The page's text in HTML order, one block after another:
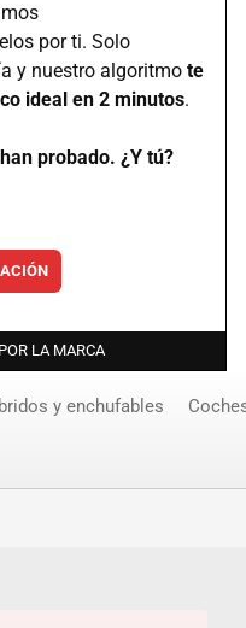
por ti. Solo
y nuestro algoritmo te
ideal en 2 minutos.
probado. ¿Y tú?
LA MARCA
y enchufables